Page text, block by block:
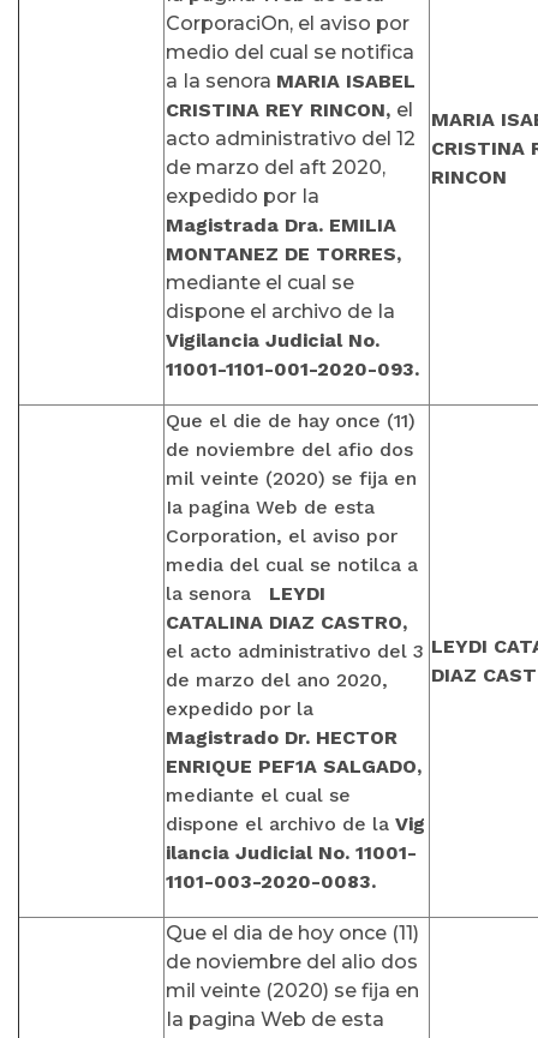
CorporaciOn, el aviso por
medio del cual se notifica
a Ia senora MARIA ISABEL
CRISTINA REY RINCON, el
acto administrativo del 12
de marzo del aft 2020,
expedido por Ia
Magistrada Dra. EMILIA
MONTANEZ DE TORRES,
mediante el cual se
dispone el archivo de Ia
Vigilancia Judicial No.
11001-1101-001-2020-093.
MARIA
CRISTINA
RINCON
Que el die de hay once (11)
de noviembre del afio dos
mil veinte (2020) se fija en
Ia pagina Web de esta
Corporation, el aviso por
media del cual se notilca a
la senora
LEYDI
CATALINA DIAZ CASTRO,
el acto administrativo del 3
de marzo del ano 2020,
expedido por la
Magistrado Dr. HECTOR
ENRIQUE PEF1A SALGADO,
mediante el cual se
dispone el archivo de la Vig
ilancia Judicial No. 11001-
1101-003-2020-0083.
LEYDI
DIAZ
Que el dia de hoy once (11)
de noviembre del alio dos
mil veinte (2020) se fija en
Ia pagina Web de esta